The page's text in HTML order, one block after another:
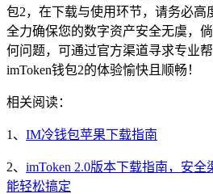
包2，在下载与使用环节，请务必高
全力确保您的数字资产安全无虞，
何问题，可通过官方渠道寻求专业
imToken钱包2的体验愉快且顺畅！
相关阅读：
1、 IM冷钱包苹果下载指南
2、 imToken 2.0版本下载指南，安
能轻松搞定